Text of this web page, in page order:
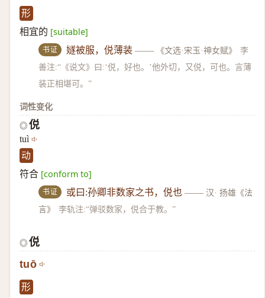
形
相宜的 [suitable]
书证 嬘被服，侻薄装 —— 《文选·宋玉·神女赋》
李
善注:“《说文》曰:‘侻，好也。’他外切，又侻，可也。言薄
装正相堪可。”
词性变化
◎ 侻
tuì
动
符合 [conform to]
书证 或曰:孙卿非数家之书，侻也 —— 汉· 扬雄《法
言》
李轨注:“弹驳数家，侻合于教。”
◎ 侻
tuō
形